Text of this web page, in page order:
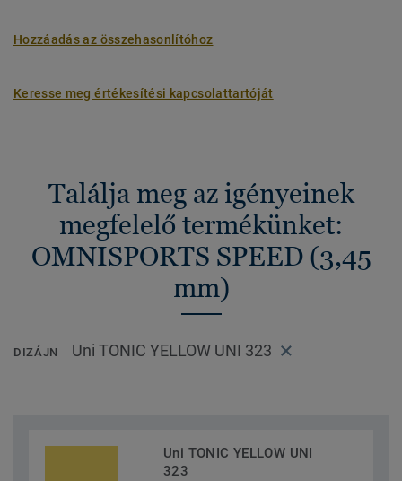
Hozzáadás az összehasonlítóhoz
Keresse meg értékesítési kapcsolattartóját
Találja meg az igényeinek
megfelelő termékünket:
OMNISPORTS SPEED (3,45
mm)
DIZÁJN Uni TONIC YELLOW UNI 323
Uni TONIC YELLOW UNI
323